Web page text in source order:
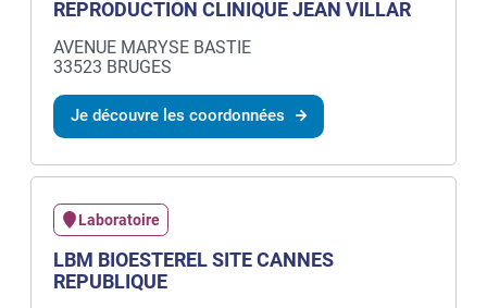
REPRODUCTION CLINIQUE JEAN VILLAR
AVENUE MARYSE BASTIE
33523 BRUGES
Je découvre les coordonnées
Laboratoire
LBM BIOESTEREL SITE CANNES
REPUBLIQUE